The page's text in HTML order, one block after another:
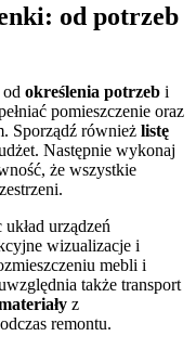
od potrzeb
określenia potrzeb i
pomieszczenie oraz
Sporządź również listę
Następnie wykonaj
że wszystkie
urządzeń
wizualizacje i
mebli i
także transport
z
remontu.